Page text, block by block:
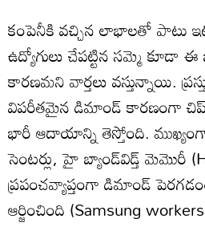
కంపెనీకి వచ్చిన లాభాలతో పాటు
ఉద్యోగులు చేపట్టిన సమ్మె కూడా
కారణమని వార్తలు వస్తున్నాయి.
విపరీతమైన డిమాండ్ కారణంగా
భారీ ఆదాయాన్ని తెస్తోంది. ముఖ్యంగా
సెంటర్లు, హై బ్యాండ్‌విడ్త్ మెమొరీ
ప్రపంచవ్యాప్తంగా డిమాండ్
ఆర్జించింది (Samsung